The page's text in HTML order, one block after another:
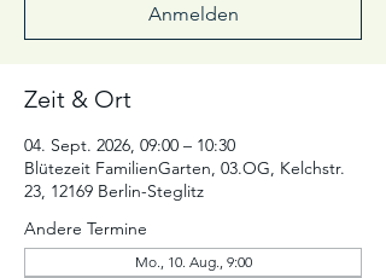
Anmelden
Zeit & Ort
04. Sept. 2026, 09:00 – 10:30
Blütezeit FamilienGarten, 03.OG, Kelchstr.
23, 12169 Berlin-Steglitz
Andere Termine
Mo., 10. Aug., 9:00